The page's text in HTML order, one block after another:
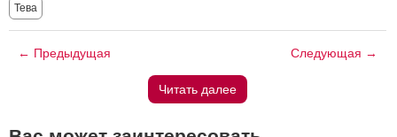
Тева
← Предыдущая Следующая →
Читать далее